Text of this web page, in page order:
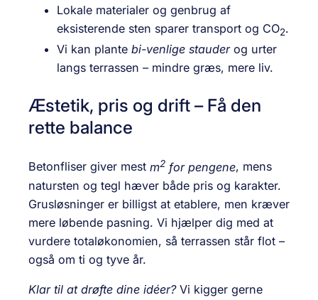
Lokale materialer og genbrug af
eksisterende sten sparer transport og CO2.
Vi kan plante bi-venlige stauderog urter
langs terrassen – mindre græs, mere liv.
Æstetik, pris og drift – Få den
rette balance
Betonfliser giver mest m2 for pengene, mens
natursten og tegl hæver både pris og karakter.
Grusløsninger er billigst at etablere, men kræver
mere løbende pasning. Vi hjælper dig med at
vurdere totaløkonomien, så terrassen står flot –
også om ti og tyve år.
Klar til at drøfte dine idéer?Vi kigger gerne